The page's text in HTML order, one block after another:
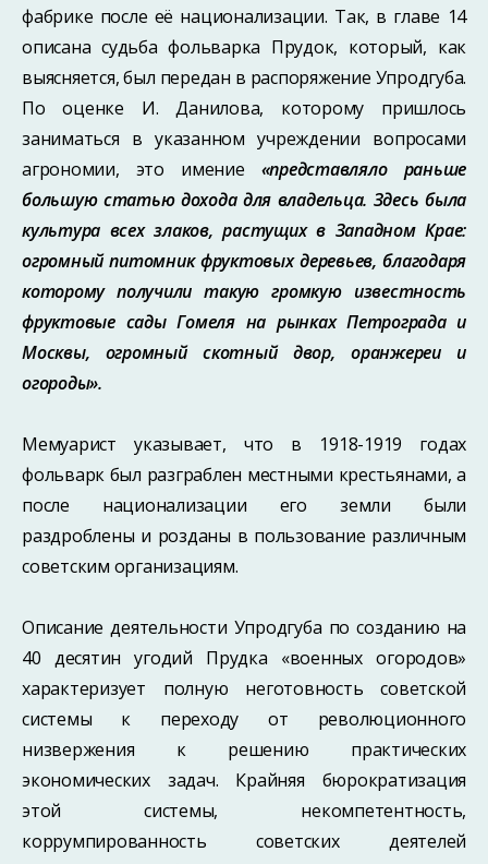
фабрике после её национализации. Так, в главе 14
описана судьба фольварка Прудок, который, как
выясняется, был передан в распоряжение Упродгуба.
По оценке И. Да­нилова, которому пришлось
заниматься в указанном учреждении вопросами
агро­номии, это имение «представляло раньше
большую статью дохода для владельца. Здесь была
культура всех злаков, растущих в Западном Крае:
огромный питомник фруктовых деревьев, благодаря
которому получили такую громкую известность
фруктовые сады Гомеля на рынках Петрограда и
Москвы, огромный скотный двор, оранжереи и
огороды».
Мемуарист указывает, что в 1918-1919 годах
фольварк был разграблен местны­ми крестьянами, а
после национализации его земли были
раздроблены и розданы в пользование различным
советским организациям.
Описание деятельности Упродгуба по созданию на
40 десятин угодий Прудка «во­енных огородов»
характеризует полную неготовность советской
системы к перехо­ду от революционного
низвержения к решению практических
экономических задач. Крайняя бюрократизация
этой системы, некомпетентность,
коррумпированность со­ветских деятелей